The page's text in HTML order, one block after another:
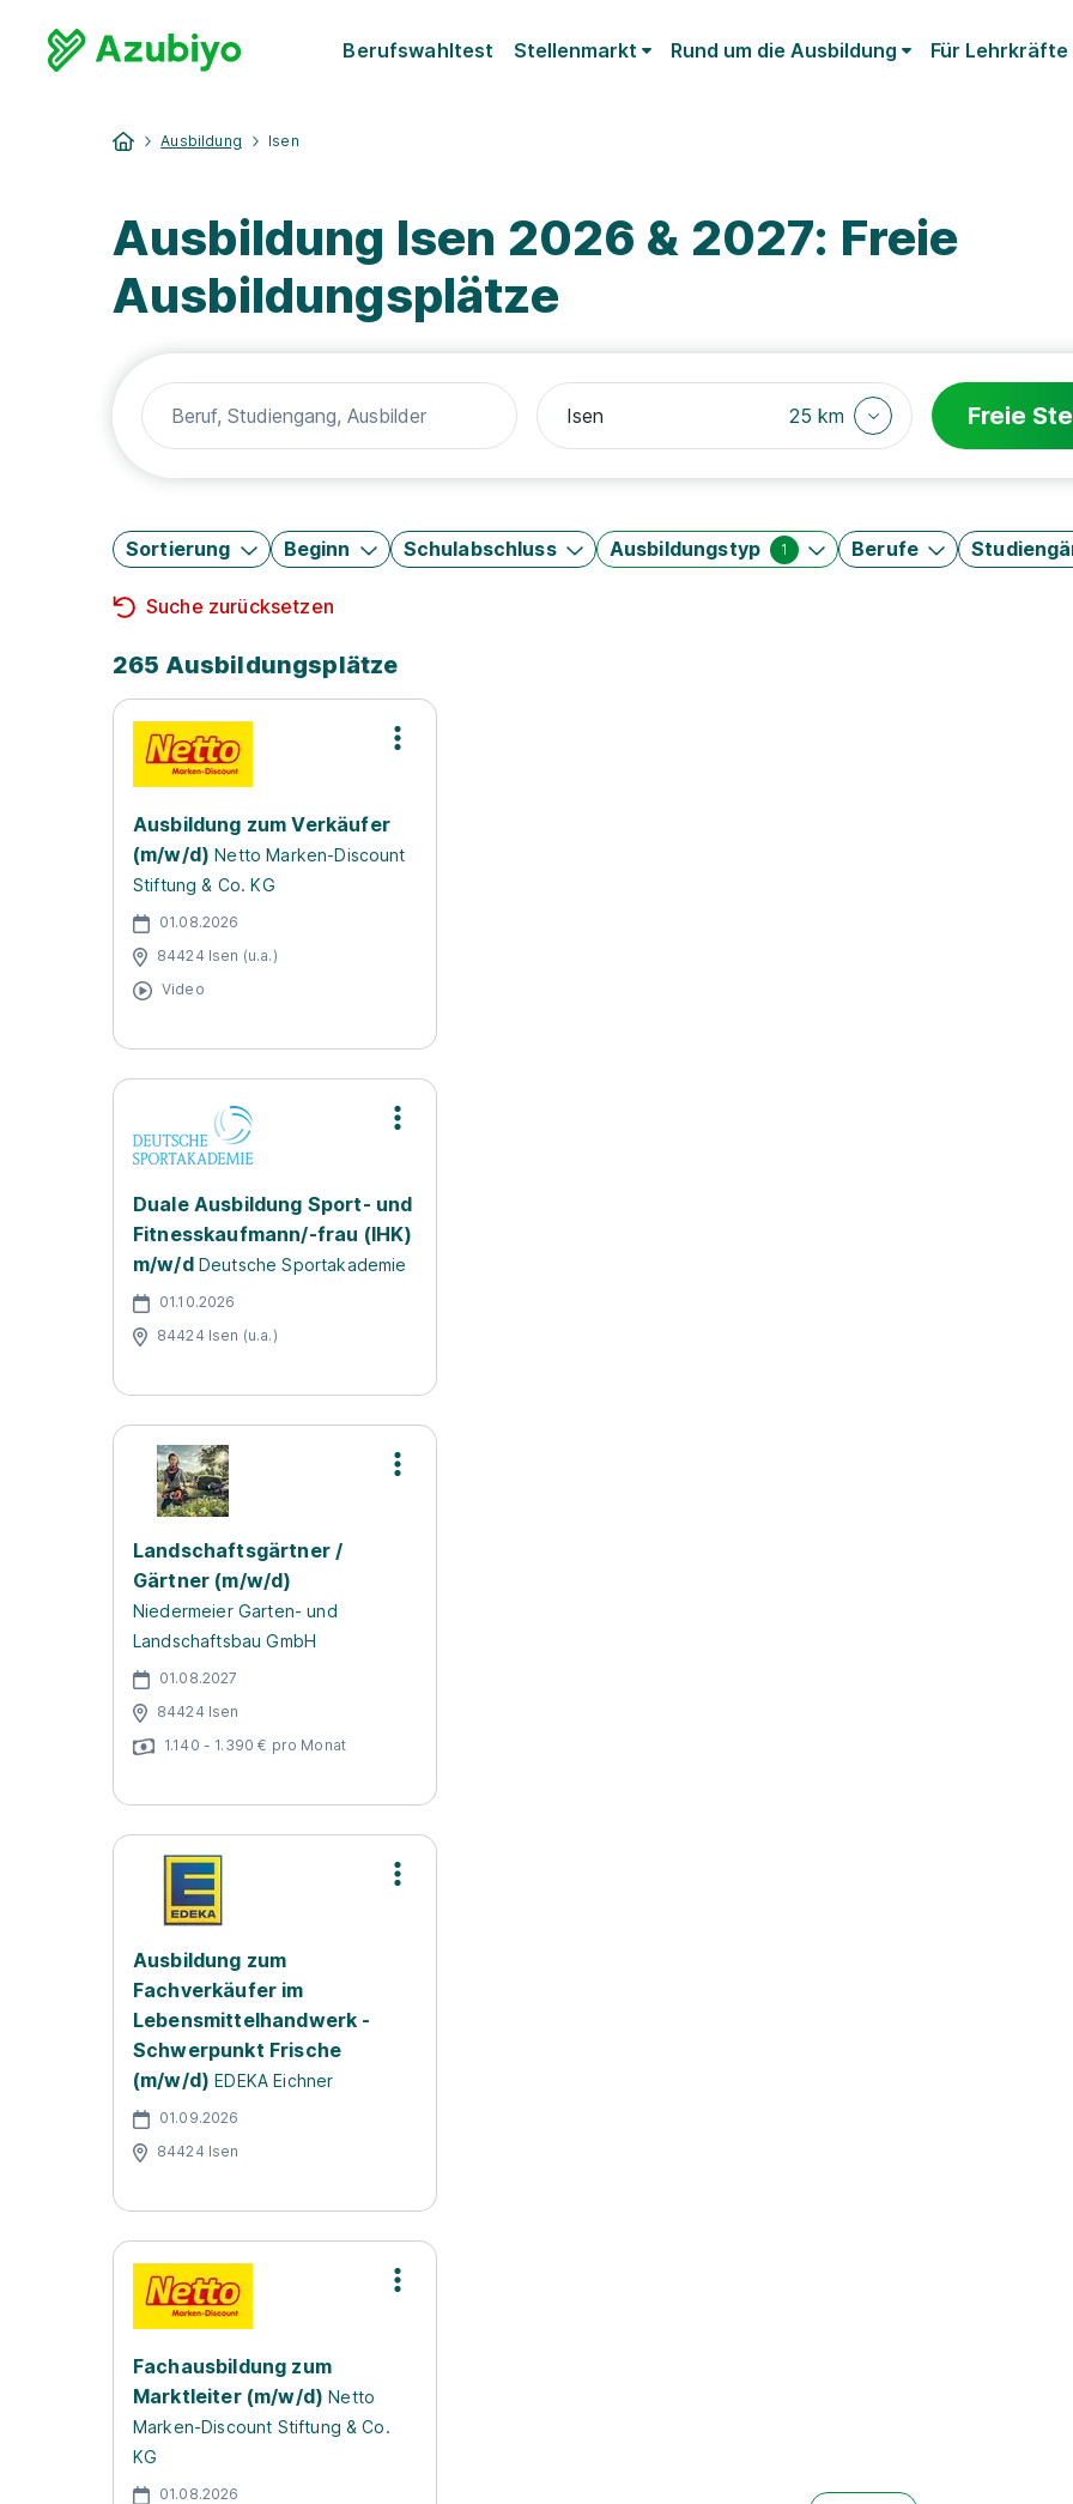
Berufswahltest Stellenmarkt Rund um die Ausbildung Für Lehrkräfte
Ausbildung Isen
Ausbildung Isen 2026 & 2027: Freie
Ausbildungsplätze
25 km Freie
Sortierung Beginn Schulabschluss Ausbildungstyp 1 Berufe
Suche zurücksetzen
265 Ausbildungsplätze
Ausbildung zum Verkäufer
(m/w/d) Netto Marken-Discount
Stiftung & Co. KG
01.08.2026
84424 Isen (u.a.)
Video
Duale Ausbildung Sport- und
Fitnesskaufmann/-frau (IHK)
m/w/d Deutsche Sportakademie
01.10.2026
84424 Isen (u.a.)
Landschaftsgärtner /
Gärtner (m/w/d)
Niedermeier Garten- und
Landschaftsbau GmbH
01.08.2027
84424 Isen
1.140 - 1.390 € pro Monat
Ausbildung zum
Fachverkäufer im
Lebensmittelhandwerk -
Schwerpunkt Frische
(m/w/d) EDEKA Eichner
01.09.2026
84424 Isen
Fachausbildung zum
Marktleiter (m/w/d) Netto
Marken-Discount Stiftung & Co.
KG
01.08.2026